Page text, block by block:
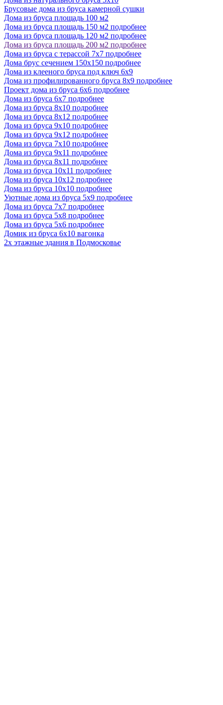
Брусовые дома из бруса камерной сушки
Дома из бруса площадь 100 м2
Дома из бруса площадь 150 м2 подробнее
Дома из бруса площадь 120 м2 подробнее
Дома из бруса площадь 200 м2 подробнее
Дома из бруса с терассой 7х7 подробнее
Дома брус сечением 150х150 подробнее
Дома из клееного бруса под ключ 6х9
Дома из профилированного бруса 8х9 подробнее
Проект дома из бруса 6x6 подробнее
Дома из бруса 6х7 подробнее
Дома из бруса 8х10 подробнее
Дома из бруса 8х12 подробнее
Дома из бруса 9х10 подробнее
Дома из бруса 9х12 подробнее
Дома из бруса 7х10 подробнее
Дома из бруса 9х11 подробнее
Дома из бруса 8х11 подробнее
Дома из бруса 10х11 подробнее
Дома из бруса 10х12 подробнее
Дома из бруса 10х10 подробнее
Уютные дома из бруса 5х9 подробнее
Дома из бруса 7x7 подробнее
Дома из бруса 5х8 подробнее
Дома из бруса 5х6 подробнее
Домик из бруса 6х10 вагонка
2х этажные здания в Подмосковье